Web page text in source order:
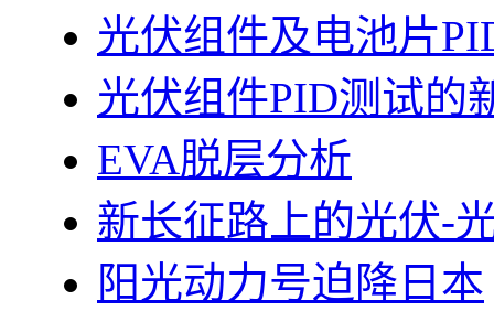
光伏组件及电池片
光伏组件PID测试的
EVA脱层分析
新长征路上的光伏-
阳光动力号迫降日本